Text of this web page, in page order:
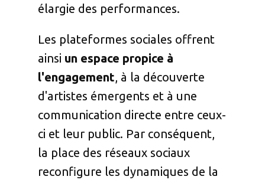
élargie des performances.
Les plateformes sociales offrent
ainsi un espace propice à
l'engagement, à la découverte
d'artistes émergents et à une
communication directe entre ceux-
ci et leur public. Par conséquent,
la place des réseaux sociaux
reconfigure les dynamiques de la